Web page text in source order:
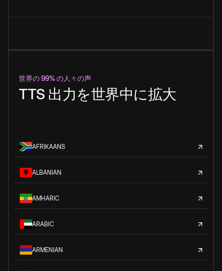
世界の 99% の人々の声
TTS 出力を世界中に拡大
AFRIKAANS
ALBANIAN
AMHARIC
ARABIC
ARMENIAN